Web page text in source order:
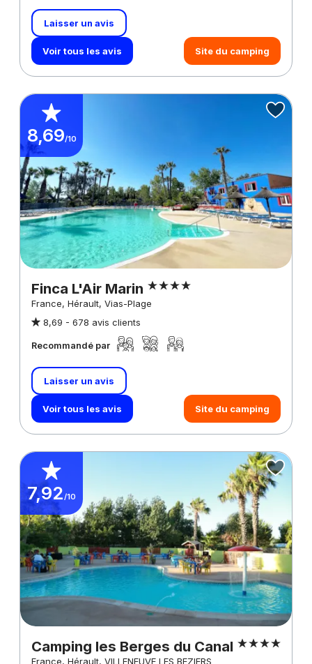
Laisser un avis
Voir tous les avis Site du camping
8,69/10
Finca L'Air Marin
France, Hérault, Vias-Plage
8,69 - 678 avis clients
Recommandé par
Laisser un avis
Voir tous les avis Site du camping
7,92/10
Camping les Berges du Canal
France, Hérault, VILLENEUVE LES BEZIERS